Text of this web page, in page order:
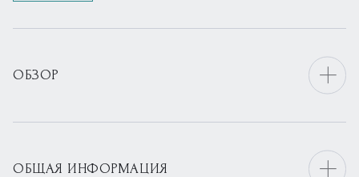
ОБЗОР
ОБЩАЯ ИНФОРМАЦИЯ